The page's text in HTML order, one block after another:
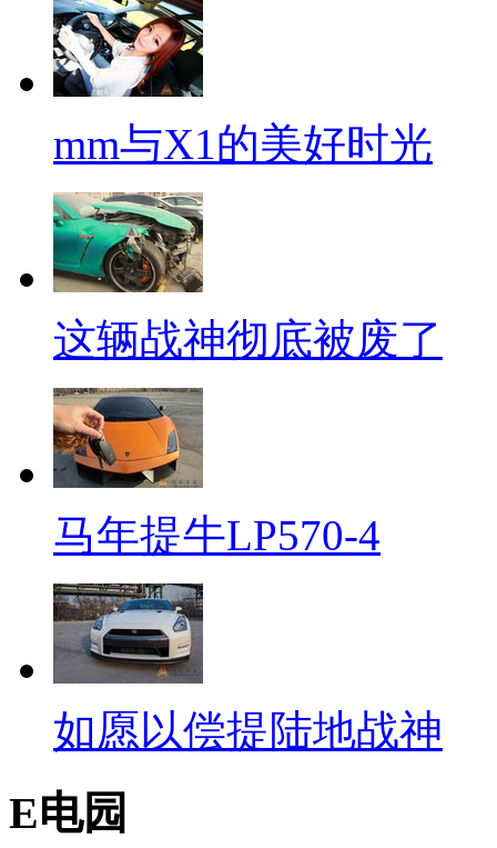
mm与X1的美好时光
这辆战神彻底被废了
马年提牛LP570-4
如愿以偿提陆地战神
E电园